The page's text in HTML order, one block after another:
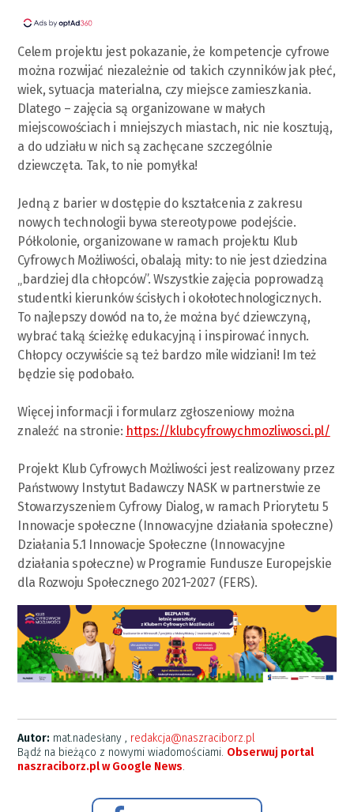
Celem projektu jest pokazanie, że kompetencje cyfrowe
można rozwijać niezależnie od takich czynników jak płeć,
wiek, sytuacja materialna, czy miejsce zamieszkania.
Dlatego – zajęcia są organizowane w małych
miejscowościach i mniejszych miastach, nic nie kosztują,
a do udziału w nich są zachęcane szczególnie
dziewczęta. Tak, to nie pomyłka!
Jedną z barier w dostępie do kształcenia z zakresu
nowych technologii bywa stereotypowe podejście.
Półkolonie, organizowane w ramach projektu Klub
Cyfrowych Możliwości, obalają mity: to nie jest dziedzina
„bardziej dla chłopców”. Wszystkie zajęcia poprowadzą
studentki kierunków ścisłych i okołotechnologicznych.
To najlepszy dowód na to, że można być dziewczyną,
wybrać taką ścieżkę edukacyjną i inspirować innych.
Chłopcy oczywiście są też bardzo mile widziani! Im też
będzie się podobało.
Więcej informacji i formularz zgłoszeniowy można
znaleźć na stronie: https://klubcyfrowychmozliwosci.pl/
Projekt Klub Cyfrowych Możliwości jest realizowany przez
Państwowy Instytut Badawczy NASK w partnerstwie ze
Stowarzyszeniem Cyfrowy Dialog, w ramach Priorytetu 5
Innowacje społeczne (Innowacyjne działania społeczne)
Działania 5.1 Innowacje Społeczne (Innowacyjne
działania społeczne) w Programie Fundusze Europejskie
dla Rozwoju Społecznego 2021-2027 (FERS).
Autor: mat.nadesłany , redakcja@naszraciborz.pl
Bądź na bieżąco z nowymi wiadomościami. Obserwuj portal
naszraciborz.pl w Google News.